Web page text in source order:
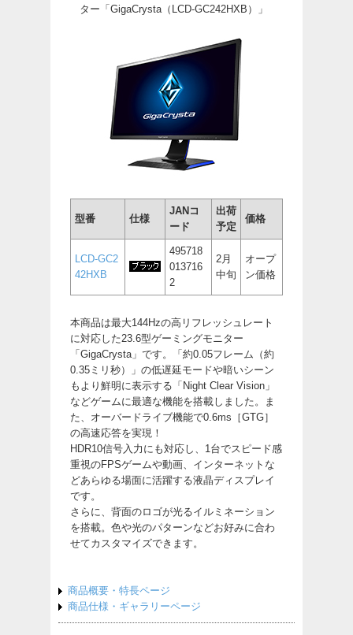
ター「GigaCrysta（LCD-GC242HXB）」
型番 仕様
JANコ
ード
出荷
予定
価格
LCD-GC2
42HXB
495718
013716
2
2月
中旬
オープ
ン価格
本商品は最大144Hzの高リフレッシュレート
に対応した23.6型ゲーミングモニター
「GigaCrysta」です。「約0.05フレーム（約
0.35ミリ秒）」の低遅延モードや暗いシーン
もより鮮明に表示する「Night Clear Vision」
などゲームに最適な機能を搭載しました。ま
た、オーバードライブ機能で0.6ms［GTG］
の高速応答を実現！
HDR10信号入力にも対応し、1台でスピード感
重視のFPSゲームや動画、インターネットな
どあらゆる場面に活躍する液晶ディスプレイ
です。
さらに、背面のロゴが光るイルミネーション
を搭載。色や光のパターンなどお好みに合わ
せてカスタマイズできます。
商品概要・特長ページ
商品仕様・ギャラリーページ